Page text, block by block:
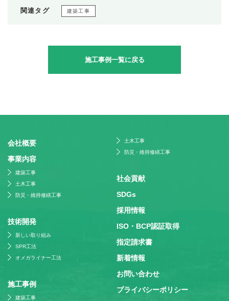
関連タグ 建築工事
施工事例一覧に戻る
会社概要
事業内容
建築工事
土木工事
防災・維持修繕工事
技術開発
新しい取り組み
SPR工法
オメガライナー工法
施⼯事例
建築工事
土木工事
防災・維持修繕工事
社会貢献
SDGs
採⽤情報
ISO・BCP認証取得
指定請求書
新着情報
お問い合わせ
プライバシーポリシー